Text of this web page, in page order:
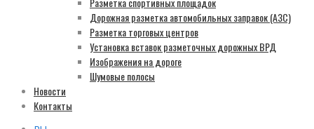
Дорожная разметка автомобильных заправок (АЗС)
Разметка торговых центров
Установка вставок разметочных дорожных ВРД
Изображения на дороге
Шумовые полосы
Новости
Контакты